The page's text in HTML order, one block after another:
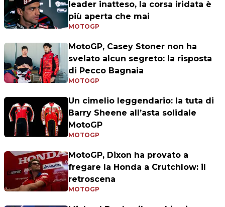
leader inatteso, la corsa iridata è
più aperta che mai
MOTOGP
MotoGP, Casey Stoner non ha
svelato alcun segreto: la risposta
di Pecco Bagnaia
MOTOGP
Un cimelio leggendario: la tuta di
Barry Sheene all’asta solidale
MotoGP
MOTOGP
MotoGP, Dixon ha provato a
fregare la Honda a Crutchlow: il
retroscena
MOTOGP